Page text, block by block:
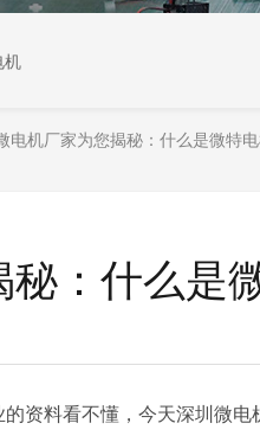
机
电机厂家为您揭秘：什么是微特电
：什么是
的资料看不懂，今天深圳微